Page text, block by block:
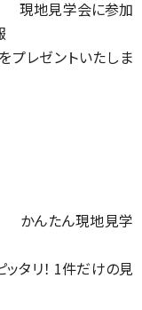
現地見学会に参加
レゼントいたしま
かんたん現地見学
タリ！ 1件だけの見